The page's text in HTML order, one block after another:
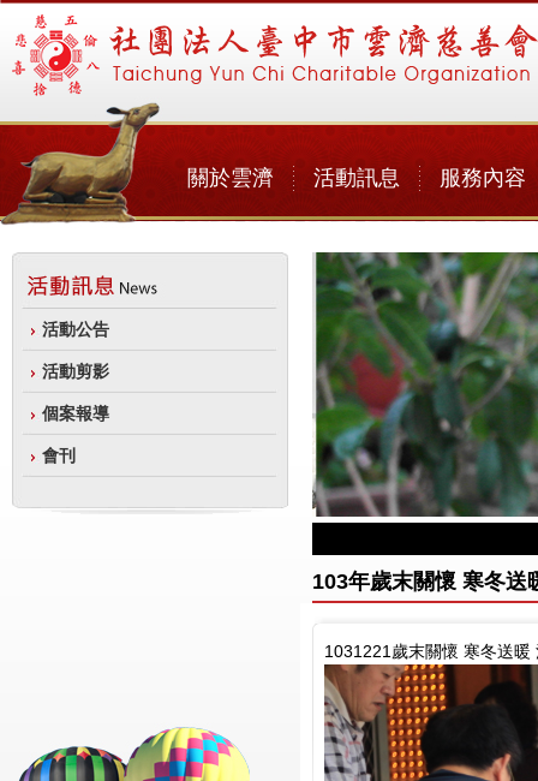
關於雲濟 活動訊息 服務內容
活動公告
活動剪影
個案報導
會刊
103年歲末關懷 寒冬送
1031221歲末關懷 寒冬送暖